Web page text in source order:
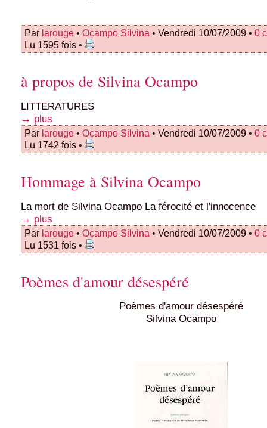
Par larouge • Ocampo Silvina • Vendredi 10/07/2009 • 0
Lu 1595 fois •
à propos de Silvina Ocampo
LITTERATURES
→ plus
Par larouge • Ocampo Silvina • Vendredi 10/07/2009 • 0
Lu 1742 fois •
Hommage à Silvina Ocampo
La mort de Silvina Ocampo La férocité et l'innocence
→ plus
Par larouge • Ocampo Silvina • Vendredi 10/07/2009 • 0
Lu 1531 fois •
Poèmes d'amour désespéré
Poèmes d'amour désespéré
Silvina Ocampo